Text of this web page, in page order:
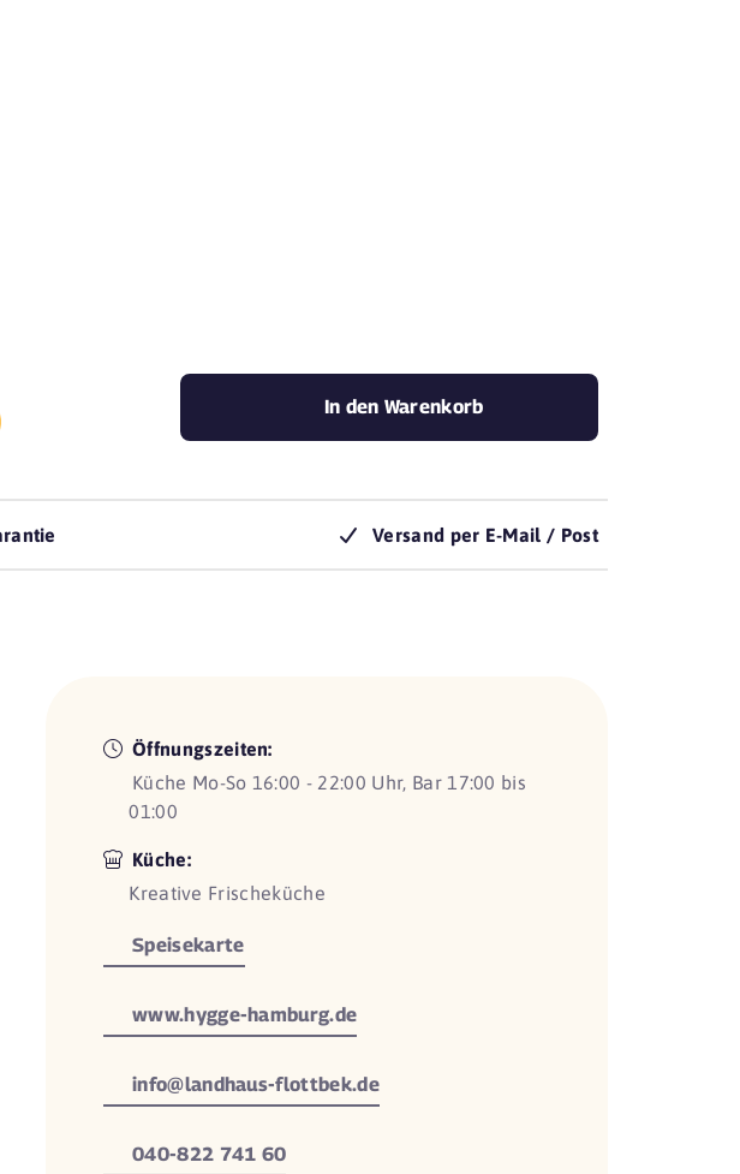
In den Warenkorb
Versand per E-Mail / Post
Öffnungszeiten:
Küche Mo-So 16:00 - 22:00 Uhr, Bar 17:00 bis
01:00
Küche:
Kreative Frischeküche
Speisekarte
www.hygge-hamburg.de
info@landhaus-flottbek.de
040-822 741 60